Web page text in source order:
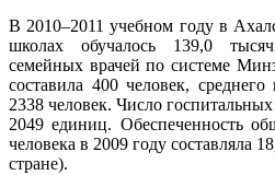
В 2010–2011 учебном году в
школах обучалось 139,0
семейных врачей по системе
составила 400 человек,
2338 человек. Число
2049 единиц. Обеспеченность
человека в 2009 году составляла
стране).